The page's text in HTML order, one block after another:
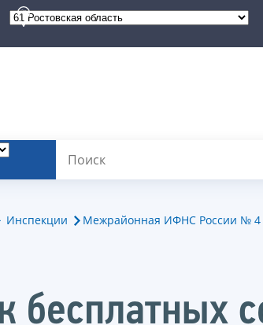
Инспекции Межрайонная ИФНС России № 4
бесплатных